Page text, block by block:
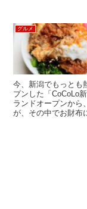
グルメ
今、新潟でもっとも
プンした「CoCoLo
ランドオープンから
が、その中でお財布